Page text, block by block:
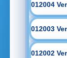
012004
012003
012002